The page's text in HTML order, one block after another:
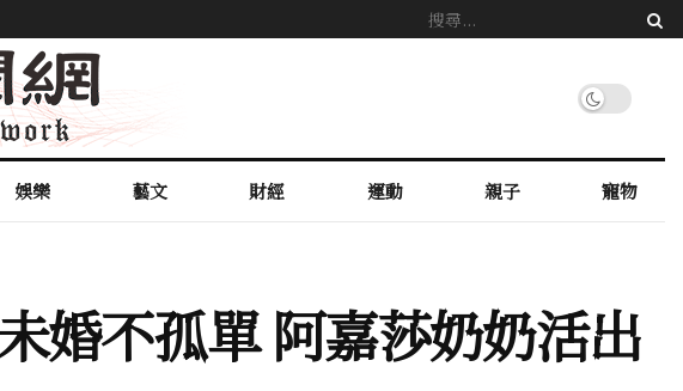
娛樂 藝文 財經 運動 親子 寵物
婚不孤單 阿嘉莎奶奶活出